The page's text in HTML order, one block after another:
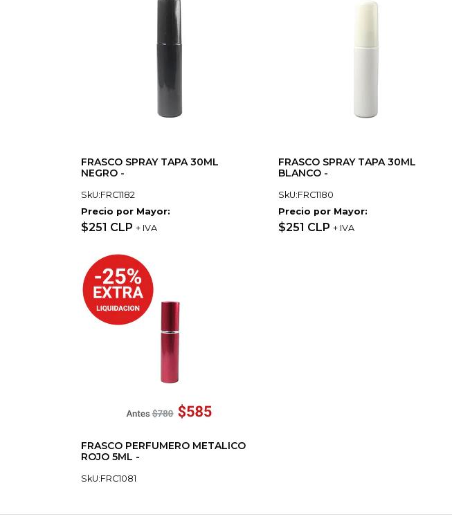
FRASCO SPRAY TAPA 30ML
NEGRO -
SkU:FRC1182
Precio por Mayor:
$251 CLP + IVA
FRASCO SPRAY TAPA 30ML
BLANCO -
SkU:FRC1180
Precio por Mayor:
$251 CLP + IVA
FRASCO PERFUMERO METALICO
ROJO 5ML -
SkU:FRC1081